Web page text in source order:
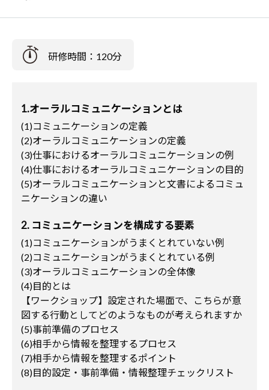
研修時間：120分
1.オーラルコミュニケーションとは
(1)コミュニケーションの定義
(2)オーラルコミュニケーションの定義
(3)仕事におけるオーラルコミュニケーションの例
(4)仕事におけるオーラルコミュニケーションの目的
(5)オーラルコミュニケーションと文書によるコミュ
ニケーションの違い
2. コミュニケーションを構成する要素
(1)コミュニケーションがうまくとれていない例
(2)コミュニケーションがうまくとれている例
(3)オーラルコミュニケーションの全体像
(4)目的とは
【ワークショップ】設定された場面で、こちらが意
図する行動としてどのようなものが考えられますか
(5)事前準備のプロセス
(6)相手から情報を整理するプロセス
(7)相手から情報を整理するポイント
(8)目的設定・事前準備・情報整理チェックリスト